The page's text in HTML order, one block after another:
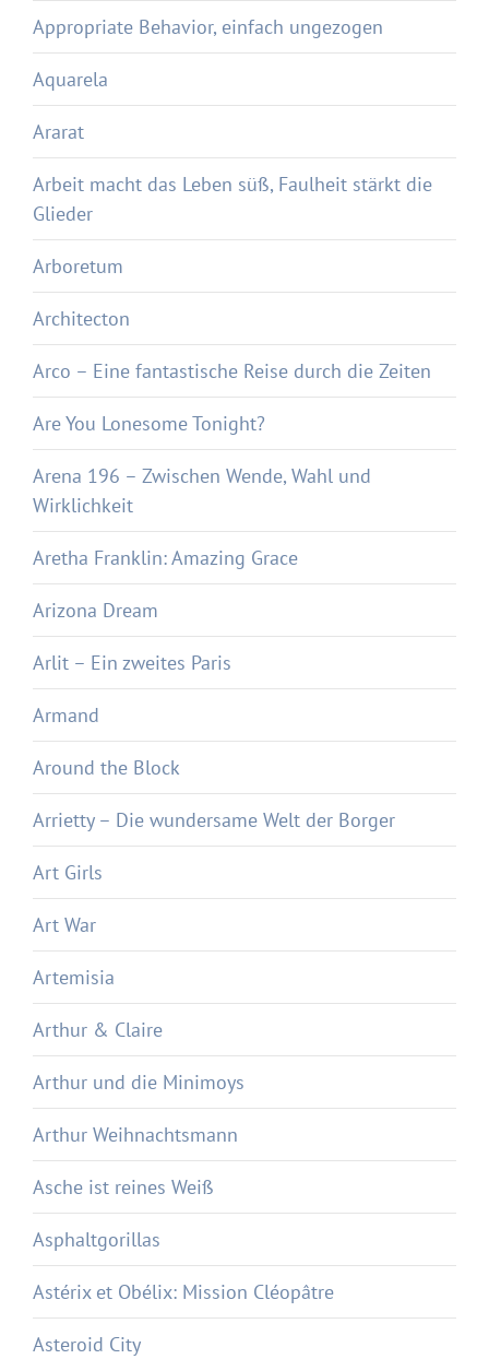
Appropriate Behavior, einfach ungezogen
Aquarela
Ararat
Arbeit macht das Leben süß, Faulheit stärkt die
Glieder
Arboretum
Architecton
Arco – Eine fantastische Reise durch die Zeiten
Are You Lonesome Tonight?
Arena 196 – Zwischen Wende, Wahl und
Wirklichkeit
Aretha Franklin: Amazing Grace
Arizona Dream
Arlit – Ein zweites Paris
Armand
Around the Block
Arrietty – Die wundersame Welt der Borger
Art Girls
Art War
Artemisia
Arthur & Claire
Arthur und die Minimoys
Arthur Weihnachtsmann
Asche ist reines Weiß
Asphaltgorillas
Astérix et Obélix: Mission Cléopâtre
Asteroid City